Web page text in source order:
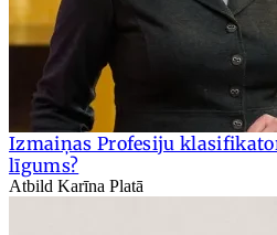
Izmaiņas Profesiju
līgums?
Atbild Karīna Platā